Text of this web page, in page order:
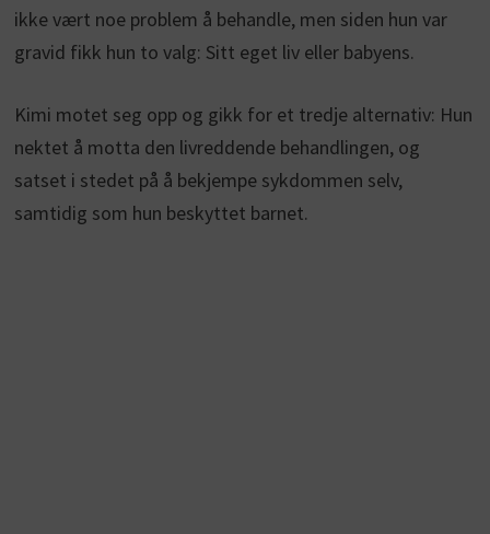
ikke vært noe problem å behandle, men siden hun var
gravid fikk hun to valg: Sitt eget liv eller babyens.
Kimi motet seg opp og gikk for et tredje alternativ: Hun
nektet å motta den livreddende behandlingen, og
satset i stedet på å bekjempe sykdommen selv,
samtidig som hun beskyttet barnet.